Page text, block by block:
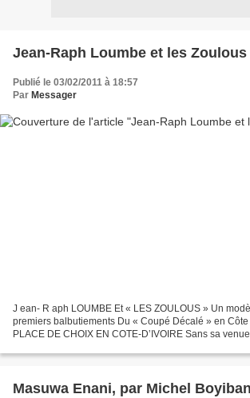
Jean-Raph Loumbe et les Zoulous
Publié le 03/02/2011 à 18:57
Par Messager
J ean- R aph LOUMBE Et « LES ZOULOUS » Un
premiers balbutiements Du « Coupé Décalé » en Côte
PLACE DE CHOIX EN COTE-D’IVOIRE Sans sa
Masuwa Enani, par Michel